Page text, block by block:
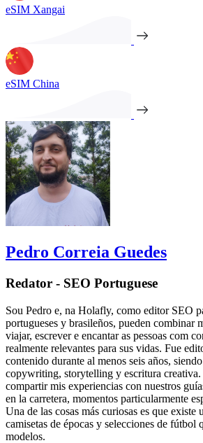
eSIM Xangai
eSIM China
Pedro Correia Guedes
Redator - SEO Portuguese
Sou Pedro e, na Holafly, como editor SEO
portugueses y brasileños, pueden combinar
viajar, escrever e encantar as pessoas com
realmente relevantes para sus vidas. Fue
contenido durante al menos seis años,
copywriting, storytelling y escritura creativa.
compartir mis experiencias con nuestros
en la carretera, momentos particularmente
Una de las cosas más curiosas es que existe
camisetas de épocas y selecciones de fútbol
modelos.